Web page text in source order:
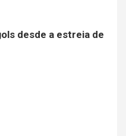
desde a estreia de